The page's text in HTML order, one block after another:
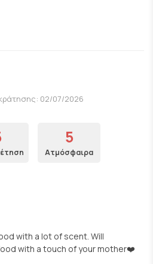
02/07/2026
5
Ατμόσφαιρα
with a lot of scent. Will
with a touch of your mother❤️